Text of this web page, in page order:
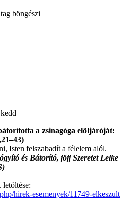
böngészi
a zsinagóga elöljáróját:
Isten felszabadít a félelem alól.
és Bátorító, jöjj Szeretet Lelke
hirek-esemenyek/11749-elkeszult